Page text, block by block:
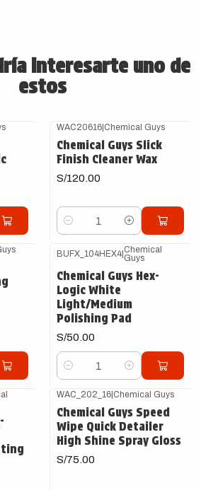
interesarte uno de
estos
WAC20616|Chemical Guys
Chemical Guys Slick
Finish Cleaner Wax
S/120.00
Cantidad
BUFX_104HEX4|Chemical
Guys
Chemical Guys Hex-
Logic White
Light/Medium
Polishing Pad
S/50.00
Cantidad
WAC_202_16|Chemical Guys
Chemical Guys Speed
Wipe Quick Detailer
High Shine Spray Gloss
S/75.00